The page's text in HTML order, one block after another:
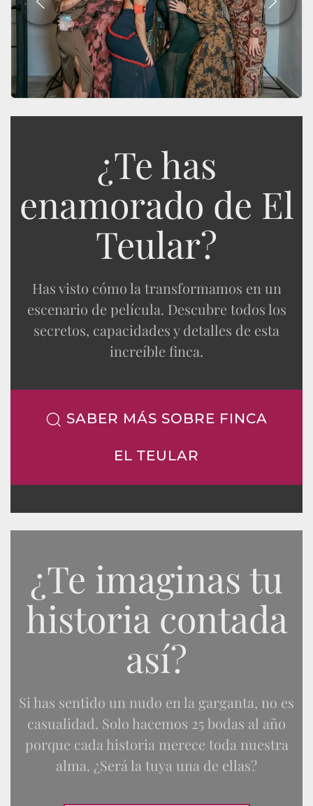
¿Te has
enamorado de El
Teular?
Has visto cómo la transformamos en un
escenario de película. Descubre todos los
secretos, capacidades y detalles de esta
increíble finca.
SABER MÁS SOBRE FINCA
EL TEULAR
¿Te imaginas tu
historia contada
así?
Si has sentido un nudo en la garganta, no es
casualidad. Solo hacemos 25 bodas al año
porque cada historia merece toda nuestra
alma. ¿Será la tuya una de ellas?